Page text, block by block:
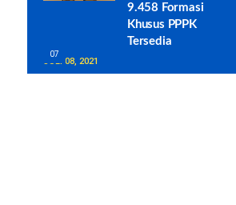
9.458 Formasi
Khusus PPPK
Tersedia
JULI 08, 2021